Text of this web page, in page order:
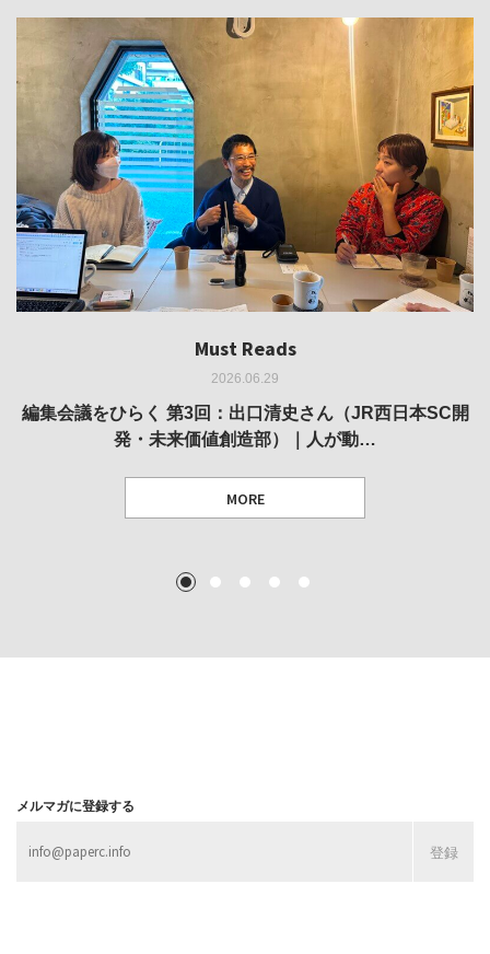
Must Reads
2026.06.29
編集会議をひらく 第3回：出口清史さん（JR西日本SC開
発・未来価値創造部）｜人が動…
MORE
Must Reads
2026.05.14
REVIEW｜果たして美術家・梅津庸一は、「大阪のゆかり
作家」となることができたのか…
Must Reads
2026.03.11
REPORT｜博覧会の残像
MORE
Must Reads
2026.02.25
REVIEW｜菊池聡太朗 個展「余りの風景」
MORE
Must Reads
2025.10.01
REVIEW｜生の存在証明としての線——「ライフライン」
展
1 2 3 4 5
メルマガに登録する